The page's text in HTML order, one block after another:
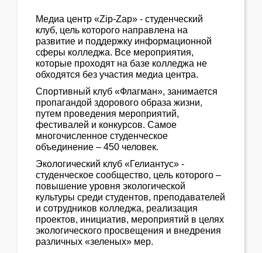
Медиа центр «Zip-Zap» - студенческий
клуб, цель которого направлена на
развитие и поддержку информационной
сферы колледжа. Все мероприятия,
которые проходят на базе колледжа не
обходятся без участия медиа центра.
Спортивный клуб «Флагман», занимается
пропагандой здорового образа жизни,
путем проведения мероприятий,
фестивалей и конкурсов. Самое
многочисленное студенческое
объединение – 450 человек.
Экологический клуб «Гелиантус» -
студенческое сообщество, цель которого –
повышение уровня экологической
культуры среди студентов, преподавателей
и сотрудников колледжа, реализация
проектов, инициатив, мероприятий в целях
экологического просвещения и внедрения
различных «зеленых» мер.